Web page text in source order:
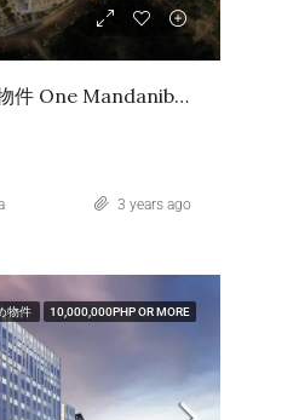
超稀少お買い得物件 One Mandanibay Phase2 Tower4 Office Unit
3 years ago
物件 10,000,000PHP OR MORE